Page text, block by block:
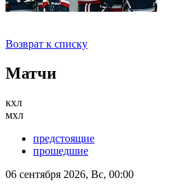
Возврат к списку
Матчи
кхл
мхл
предстоящие
прошедшие
06 сентября 2026, Вс, 00:00